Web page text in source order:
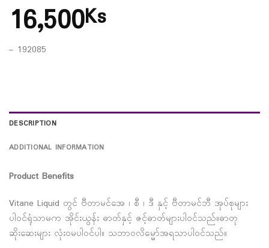
16,500Ks
– 192085
DESCRIPTION
ADDITIONAL INFORMATION
Product Benefits
Vitane Liquid တွင် ဗီတာမင်အေ ၊ စီ ၊ ဒီ နှင့် ဗီတာမင်ဘီ အုပ်စုများ
ပါဝင်ရုံသာမက အိုင်းယွန်း ဓာတ်နှင့် ဇင့်ဓာတ်များပါဝင်သည်။ဓာတု
ဆိုးဆေးများ လုံး၀မပါဝင်ပါ။ သဘာ၀လိမ္မော်အရသာပါဝင်သည်။